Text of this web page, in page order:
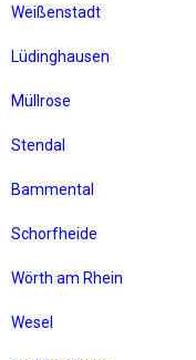
Weißenstadt
Lüdinghausen
Müllrose
Stendal
Bammental
Schorfheide
Wörth am Rhein
Wesel